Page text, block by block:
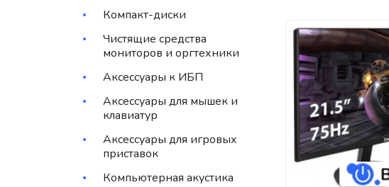
Компакт-диски
Чистящие средства
мониторов и оргтехники
Аксессуары к ИБП
Аксессуары для мышек и
клавиатур
Аксессуары для игровых
приставок
Компьютерная акустика